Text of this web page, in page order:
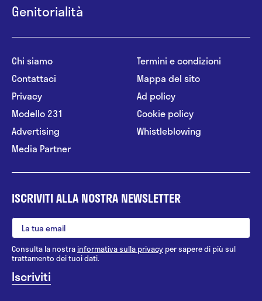
Genitorialità
Chi siamo
Contattaci
Privacy
Modello 231
Advertising
Media Partner
Termini e condizioni
Mappa del sito
Ad policy
Cookie policy
Whistleblowing
ISCRIVITI ALLA NOSTRA NEWSLETTER
Consulta la nostrainformativa sulla privacy per sapere di più sul
trattamento dei tuoi dati.